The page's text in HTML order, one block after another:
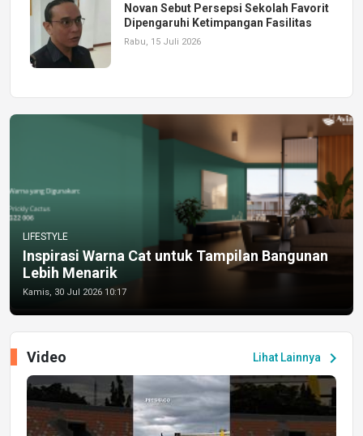
Novan Sebut Persepsi Sekolah Favorit
Dipengaruhi Ketimpangan Fasilitas
Rabu, 15 Juli 2026
LIFESTYLE
Inspirasi Warna Cat untuk Tampilan Bangunan
Lebih Menarik
Kamis, 30 Jul 2026 10:17
Lihat Lainnya chevron_right
Video